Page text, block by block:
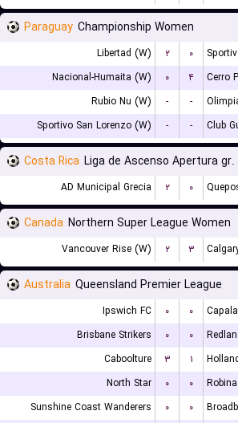
Paraguay Championship Women
Libertad (W) ۲ ۰
Nacional-Humaita (W)
۰ ۴
Cerro
Rubio Nu (W)
- -
Sportivo San Lorenzo (W)
- - Club
Costa Rica Liga de Ascenso Apertura gr.
AD Municipal Grecia ۲ ۰
Canada Northern Super League Women
Vancouver Rise (W) ۲ ۳
Australia Queensland Premier League
Ipswich FC ۰ ۰
Brisbane Strikers
۰ ۰
Caboolture
۳ ۱
North Star
۰ ۰
Sunshine Coast Wanderers
۰ ۰